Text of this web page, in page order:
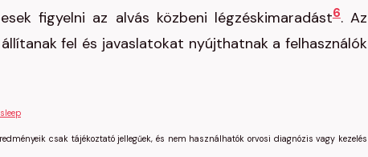
figyelni az alvás közbeni légzéskimaradást6. Az
fel és javaslatokat nyújthatnak a felhasználók
csak tájékoztató jellegűek, és nem használhatók orvosi diagnózis vagy kezelés